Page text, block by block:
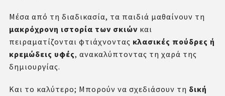
Μέσα από τη διαδικασία, τα παιδιά μαθαίνουν τη
μακρόχρονη ιστορία των σκιών και
πειραματίζονται φτιάχνοντας κλασικές πούδρες ή
κρεμώδεις υφές, ανακαλύπτοντας τη χαρά της
δημιουργίας.
Και το καλύτερο; Μπορούν να σχεδιάσουν τη δική